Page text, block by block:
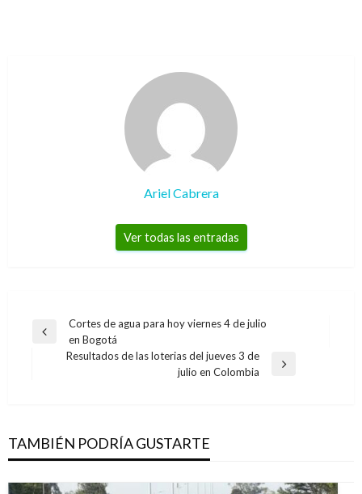
Ariel Cabrera
Ver todas las entradas
Navegación
Entrada
anterior
Cortes de agua para hoy viernes 4 de julio
en Bogotá
Resultados de las loterias del jueves 3 de
julio en Colombia
TAMBIÉN PODRÍA GUSTARTE